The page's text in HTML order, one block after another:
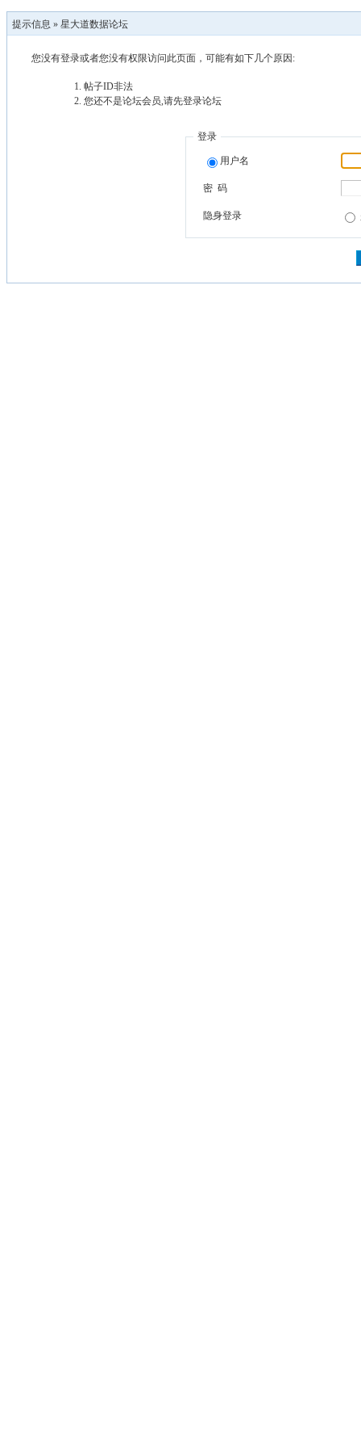
提示信息 » 星大道数据论坛
您没有登录或者您没有权限访问此页面，可能有如下几个原因:
帖子ID非法
您还不是论坛会员,请先登录论坛
登录
用户名
密 码
隐身登录